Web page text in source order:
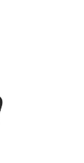
น์เพื่อ